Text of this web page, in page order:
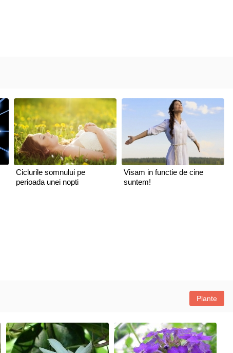
Ciclurile somnului pe
perioada unei nopti
Visam in functie de cine
suntem!
Plante